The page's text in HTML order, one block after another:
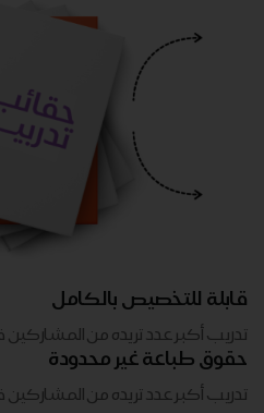
قابلة للتخصيص بالكامل
تدريب أكبر عدد تريده من المشاركين
حقوق طباعة غير محدودة
تدريب أكبر عدد تريده من المشاركين